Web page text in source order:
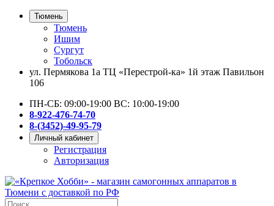
Тюмень
Тюмень
Ишим
Сургут
Тобольск
ул. Пермякова 1а ТЦ «Перестрой-ка» 1й этаж Павильон
106
ПН-СБ: 09:00-19:00 ВС: 10:00-19:00
8-922-476-74-70
8-(3452)-49-95-79
Личный кабинет
Регистрация
Авторизация